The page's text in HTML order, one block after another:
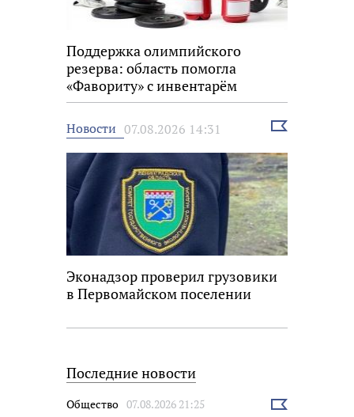
Поддержка олимпийского
резерва: область помогла
«Фавориту» с инвентарём
Новости 07.08.2026 14:31
Выбрать
Эконадзор проверил грузовики
в Первомайском поселении
Последние новости
Общество 07.08.2026 21:25
Выбрать